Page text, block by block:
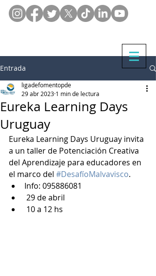
Entrada
Eureka Learning Days
Uruguay
ligadefomentopde
29 abr 2023 1 min de lectura
Eureka Learning Days Uruguay invita
a un taller de Potenciación Creativa
del Aprendizaje para educadores en
el marco del #DesafíoMalvavisco.
Info: 095886081
29 de abril
10 a 12 hs